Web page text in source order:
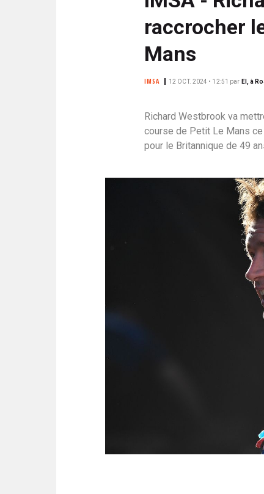
raccrocher
Mans
IMSA 12 OCT. 2024 • 12:51 par EI, à
Richard Westbrook va
course de Petit Le Mans
pour le Britannique de 49